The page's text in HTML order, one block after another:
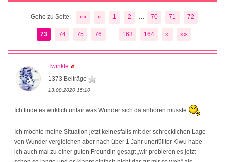
ganz nah beinand liegen
Gehe zu Seite:
«« « 1 2 70 71 72
73 74 75 76 163 164 » »»
Twinkle
1373 Beiträge
13.08.2020 15:10
Ich finde es wirklich unfair was Wunder sich da anhören musste
Ich möchte meine Situation jetzt keinesfalls mit der schrecklichen Lage
von Wunder vergleichen aber nach über 1 Jahr unerfüllter Kiwu habe
ich auch mal zu einer guten Freundin gesagt „wir probieren es jetzt